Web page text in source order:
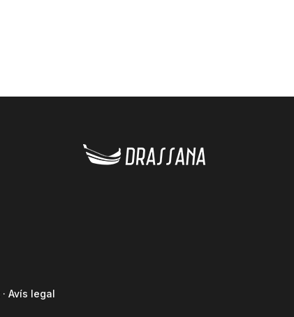
· Avís legal